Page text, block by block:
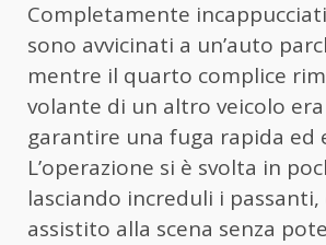
Completamente
sono avvicinati a un’auto
mentre il quarto complice
volante di un altro veicolo
garantire una fuga rapida ed
L’operazione si è svolta in
lasciando increduli i
assistito alla scena senza